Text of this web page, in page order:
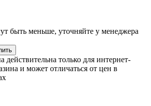
быть меньше, уточняйте у менеджера
действительна только для интернет-
и может отличаться от цен в